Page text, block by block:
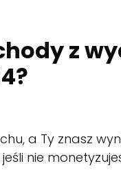
z
a Ty znasz
nie